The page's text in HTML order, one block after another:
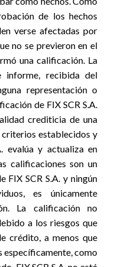
de los hechos
verse afectadas por
no se previeron en el
una calificación. La
informe, recibida del
representación o
de FIX SCR S.A.
crediticia de una
criterios establecidos y
evalúa y actualiza en
calificaciones son un
SCR S.A. y ningún
es únicamente
La calificación no
a los riesgos que
crédito, a menos que
específicamente, como